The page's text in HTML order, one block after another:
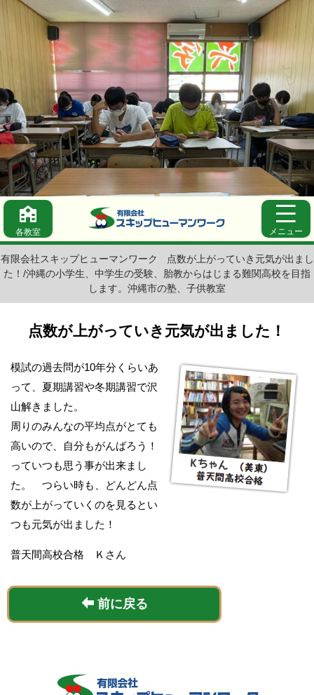
各教室 メニュー
有限会社スキップヒューマンワーク
点数が上がっていき元気が出まし
た！/沖縄の小学生、中学生の受験、胎教からはじまる難関高校を目指
します。沖縄市の塾、子供教室
点数が上がっていき元気が出ました！
模試の過去問が10年分くらいあ
って、夏期講習や冬期講習で沢
山解きました。
周りのみんなの平均点がとても
高いので、自分もがんばろう！
っていつも思う事が出来まし
た。 つらい時も、どんどん点
数が上がっていくのを見るとい
つも元気が出ました！
普天間高校合格 Ｋさん
前に戻る